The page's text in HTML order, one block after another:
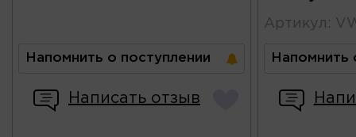
Напомнить о поступлении
Написать отзыв
Артикул :
Напомнить